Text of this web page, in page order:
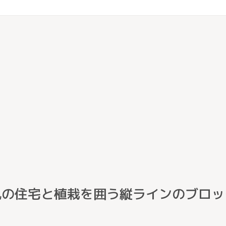
住宅と植栽を囲う縦ラインのブロ